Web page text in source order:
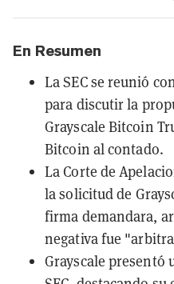
En Resumen
La SEC se reunió
para discutir la
Grayscale Bitcoin
Bitcoin al contado.
La Corte de
la solicitud de
firma demandara,
negativa fue
Grayscale presentó